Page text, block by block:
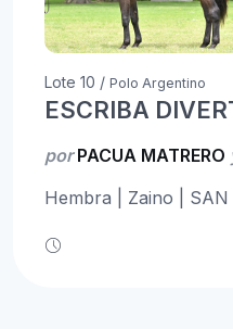
Lote 10 / Polo Argentino
ESCRIBA
porPACUA MATRERO
Hembra | Zaino | SAN